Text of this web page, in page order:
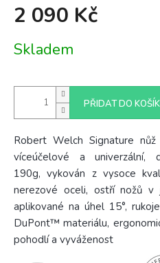
2 090 Kč
cena:
Skladem
PŘIDAT DO
Robert Welch Signature nůž
víceúčelové a univerzální,
190g,vykován z vysoce
nerezové oceli, ostří nožů v
aplikované na úhel 15°,
DuPont™ materiálu,
pohodlí a vyváženost